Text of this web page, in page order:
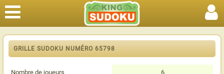
GRILLE SUDOKU NUMÉRO 65798
Nombre de joueurs 6